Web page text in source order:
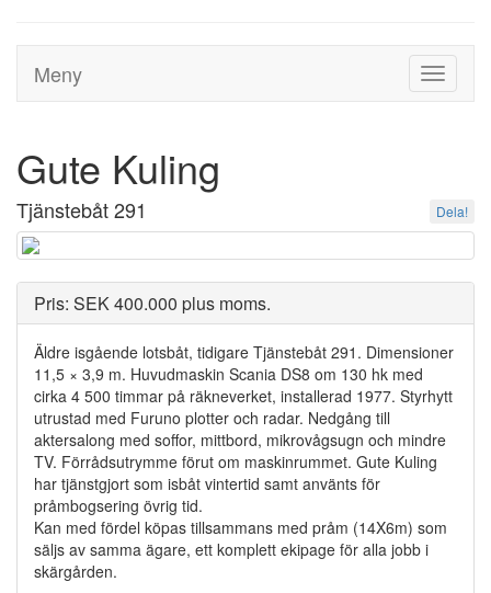
Toggle
Meny
Gute Kuling
Tjänstebåt 291 Dela!
Pris: SEK 400.000 plus moms.
Äldre isgående lotsbåt, tidigare Tjänstebåt 291. Dimensioner
11,5 × 3,9 m. Huvudmaskin Scania DS8 om 130 hk med
cirka 4 500 timmar på räkneverket, installerad 1977. Styrhytt
utrustad med Furuno plotter och radar. Nedgång till
aktersalong med soffor, mittbord, mikrovågsugn och mindre
TV. Förrådsutrymme förut om maskinrummet. Gute Kuling
har tjänstgjort som isbåt vintertid samt använts för
pråmbogsering övrig tid.
Kan med fördel köpas tillsammans med pråm (14X6m) som
säljs av samma ägare, ett komplett ekipage för alla jobb i
skärgården.